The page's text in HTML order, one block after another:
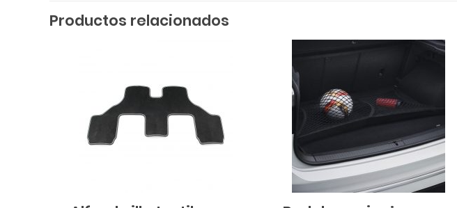
Productos relacionados